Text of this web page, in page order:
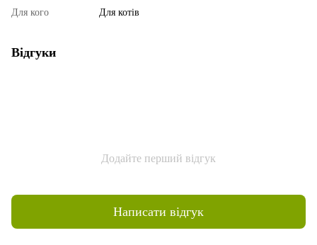
Для кого
Для котів
Відгуки
Додайте перший відгук
Написати відгук